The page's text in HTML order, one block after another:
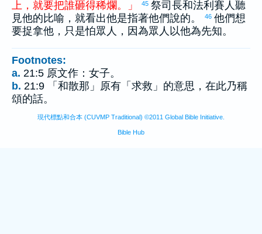
上 ， 就要把誰砸得稀爛。 」 45 祭司長和法利賽人聽
見他的比喻，就看出他是指著他們說的。
46 他們想
要捉拿他，只是怕眾人，因為眾人以他為先知。
Footnotes:
a. 21:5 原文作：女子。
b. 21:9 「和散那」原有「求救」的意思，在此乃稱
頌的話。
現代標點和合本 (CUVMP Traditional) ©2011 Global Bible Initiative.
Bible Hub